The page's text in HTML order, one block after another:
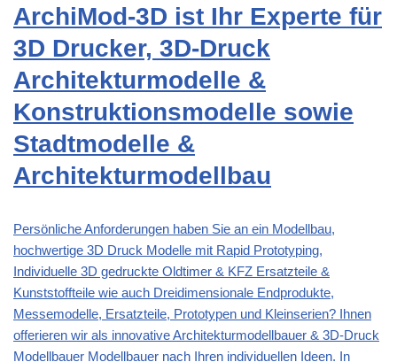
ArchiMod-3D ist Ihr Experte für
3D Drucker, 3D-Druck
Architekturmodelle &
Konstruktionsmodelle sowie
Stadtmodelle &
Architekturmodellbau
Persönliche Anforderungen haben Sie an ein Modellbau,
hochwertige 3D Druck Modelle mit Rapid Prototyping,
Individuelle 3D gedruckte Oldtimer & KFZ Ersatzteile &
Kunststoffteile wie auch Dreidimensionale Endprodukte,
Messemodelle, Ersatzteile, Prototypen und Kleinserien? Ihnen
offerieren wir als innovative Architekturmodellbauer & 3D-Druck
Modellbauer Modellbauer nach Ihren individuellen Ideen. In